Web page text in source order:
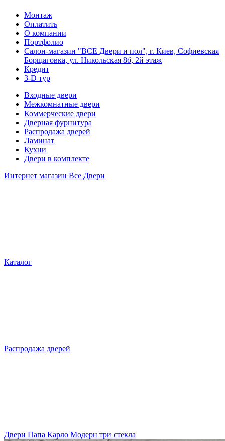
Монтаж
Оплатить
О компании
Портфолио
Салон-магазин "ВСЕ Двери и пол", г. Киев, Софиевская
Борщаговка, ул. Никольская 8б, 2й этаж
Кредит
3-D тур
Входные двери
Межкомнатные двери
Коммерческие двери
Дверная фурнитура
Распродажа дверей
Ламинат
Кухни
Двери в комплекте
Интернет магазин Все Двери
Каталог
Распродажа дверей
Двери Папа Карло Модерн три стекла